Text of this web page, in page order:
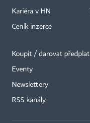
Kariéra v HN
Ceník inzerce
Koupit / darovat
Eventy
Newslettery
RSS kanály